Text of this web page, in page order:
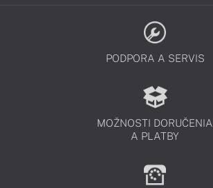
PODPORA A SERVIS
MOŽNOSTI DORUČENIA
A PLATBY